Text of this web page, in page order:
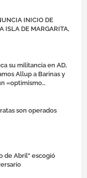
INICIO DE
su militancia en AD,
Allup a Barinas y
«optimismo
son operados
de Abril" escogió